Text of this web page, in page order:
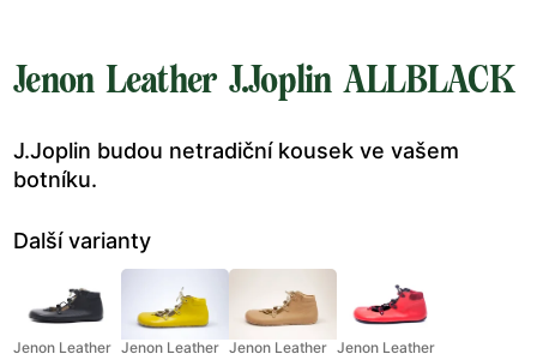
Jenon Leather J.Joplin ALLBLACK
J.Joplin budou netradiční kousek ve vašem
botníku.
Další varianty
Jenon Leather Jenon Leather Jenon Leather Jenon Leather